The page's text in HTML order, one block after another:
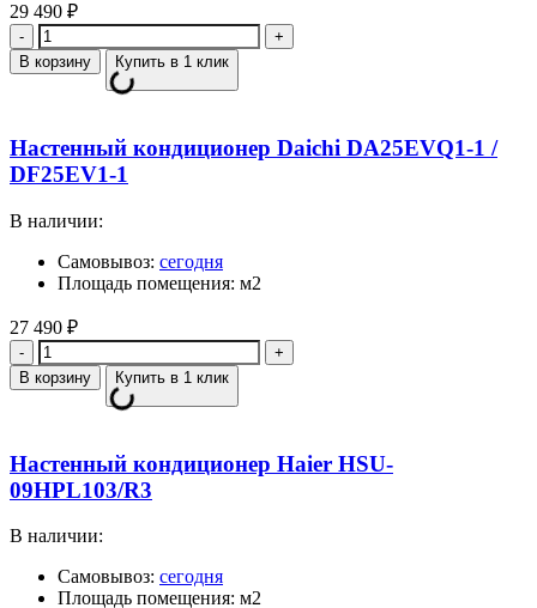
29 490 ₽
Количество
В корзину Купить в 1 клик
Настенный кондиционер Daichi DA25EVQ1-1 /
DF25EV1-1
В наличии:
Самовывоз: сегодня
Площадь помещения: м2
27 490 ₽
Количество
В корзину Купить в 1 клик
Настенный кондиционер Haier HSU-
09HPL103/R3
В наличии:
Самовывоз: сегодня
Площадь помещения: м2